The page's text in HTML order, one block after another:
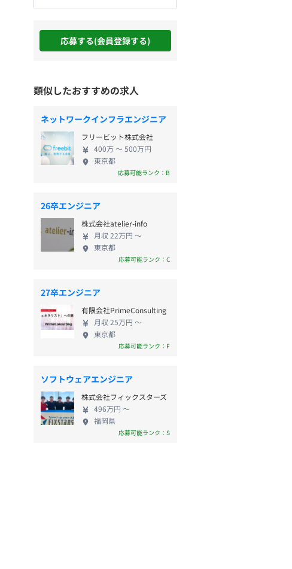
応募する(会員登録する)
類似したおすすめの求人
ネットワークインフラエンジニア
フリービット株式会社
400万 〜 500万円
東京都
応募可能ランク：B
26卒エンジニア
株式会社atelier-info
月収 22万円 〜
東京都
応募可能ランク：C
27卒エンジニア
有限会社PrimeConsulting
月収 25万円 〜
東京都
応募可能ランク：F
ソフトウェアエンジニア
株式会社フィックスターズ
496万円 〜
福岡県
応募可能ランク：S